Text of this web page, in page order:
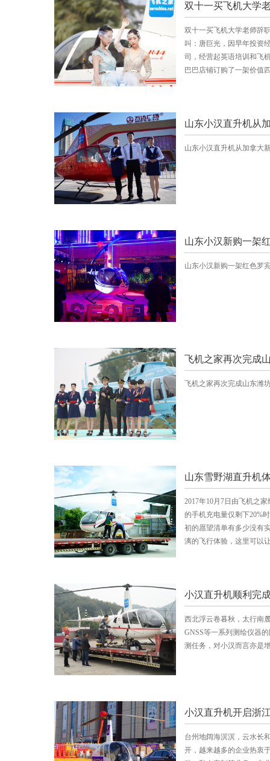
双十一买飞机大学
双十一买飞机大学老师辞
叫：唐巨光，因早年投资
司，经营起英语培训和飞
巴巴店铺订购了一架价值
山东小汉直升机从
山东小汉直升机从加拿大
山东小汉新购一架
山东小汉新购一架红色罗
飞机之家再次完成
飞机之家再次完成山东潍
山东雪野湖直升机
2017年10月7日由飞机之
的手机充电量仅剩下20%
初的愿望清单有多少没有
漓的飞行体验，这里可
小汉直升机顺利完
西北浮云卷暮秋，太行南
GNSS等一系列测绘仪器
测任务，对小汉而言亦是
小汉直升机开启浙
台州地阔海溟溟，云水长
开，越来越多的企业热衷